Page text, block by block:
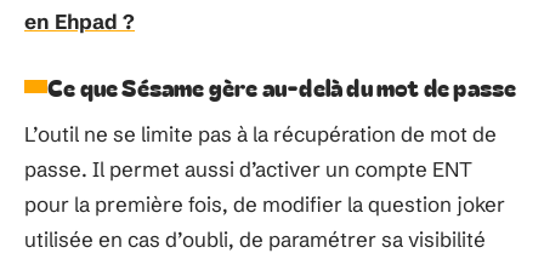
en Ehpad ?
Ce que Sésame gère au-delà du mot de passe
L’outil ne se limite pas à la récupération de mot de
passe. Il permet aussi d’activer un compte ENT
pour la première fois, de modifier la question joker
utilisée en cas d’oubli, de paramétrer sa visibilité